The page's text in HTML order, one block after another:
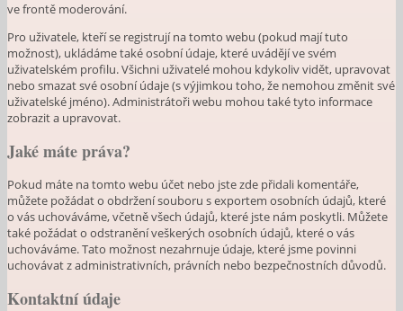
ve frontě moderování.
Pro uživatele, kteří se registrují na tomto webu (pokud mají tuto
možnost), ukládáme také osobní údaje, které uvádějí ve svém
uživatelském profilu. Všichni uživatelé mohou kdykoliv vidět, upravovat
nebo smazat své osobní údaje (s výjimkou toho, že nemohou změnit své
uživatelské jméno). Administrátoři webu mohou také tyto informace
zobrazit a upravovat.
Jaké máte práva?
Pokud máte na tomto webu účet nebo jste zde přidali komentáře,
můžete požádat o obdržení souboru s exportem osobních údajů, které
o vás uchováváme, včetně všech údajů, které jste nám poskytli. Můžete
také požádat o odstranění veškerých osobních údajů, které o vás
uchováváme. Tato možnost nezahrnuje údaje, které jsme povinni
uchovávat z administrativních, právních nebo bezpečnostních důvodů.
Kontaktní údaje